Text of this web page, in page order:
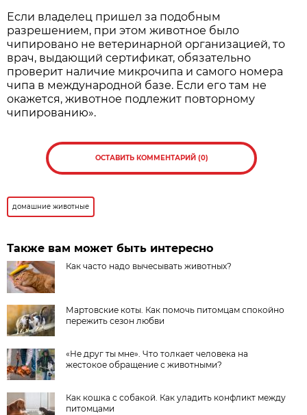
Если владелец пришел за подобным
разрешением, при этом животное было
чипировано не ветеринарной организацией, то
врач, выдающий сертификат, обязательно
проверит наличие микрочипа и самого номера
чипа в международной базе. Если его там не
окажется, животное подлежит повторному
чипированию».
ОСТАВИТЬ КОММЕНТАРИЙ (0)
домашние животные
Также вам может быть интересно
Как часто надо вычесывать животных?
Мартовские коты. Как помочь питомцам спокойно
пережить сезон любви
«Не друг ты мне». Что толкает человека на
жестокое обращение с животными?
Как кошка с собакой. Как уладить конфликт между
питомцами